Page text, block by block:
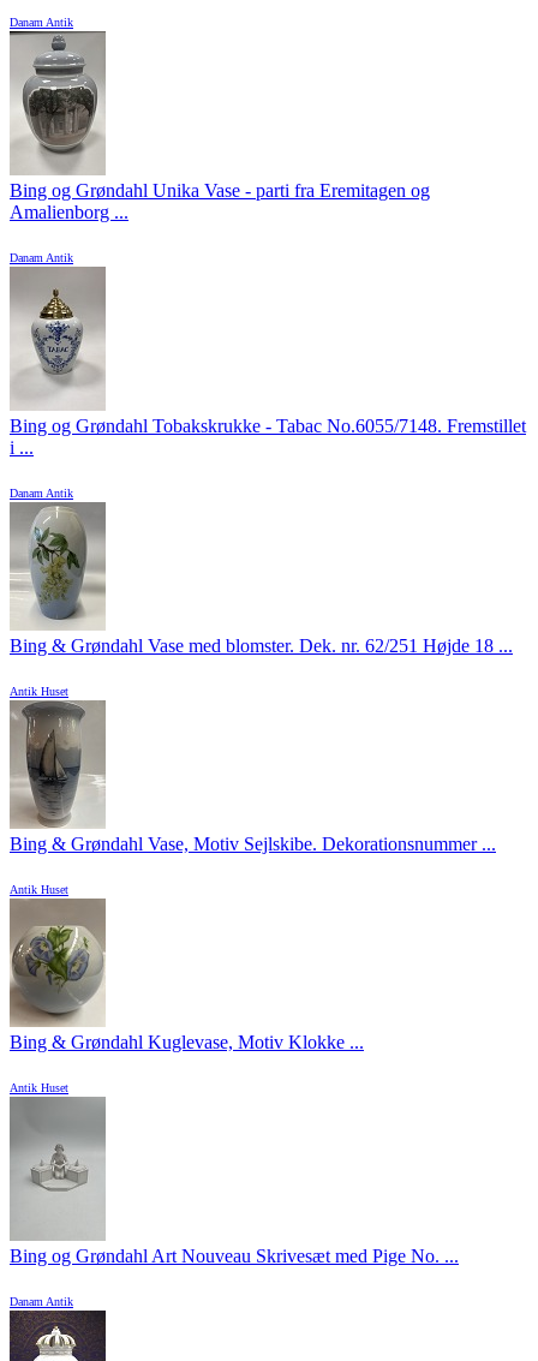
Danam Antik
Bing og Grøndahl Unika Vase - parti fra Eremitagen og
Amalienborg ...
Danam Antik
Bing og Grøndahl Tobakskrukke - Tabac No.6055/7148. Fremstillet
i ...
Danam Antik
Bing & Grøndahl Vase med blomster. Dek. nr. 62/251 Højde 18 ...
Antik Huset
Bing & Grøndahl Vase, Motiv Sejlskibe. Dekorationsnummer ...
Antik Huset
Bing & Grøndahl Kuglevase, Motiv Klokke ...
Antik Huset
Bing og Grøndahl Art Nouveau Skrivesæt med Pige No. ...
Danam Antik